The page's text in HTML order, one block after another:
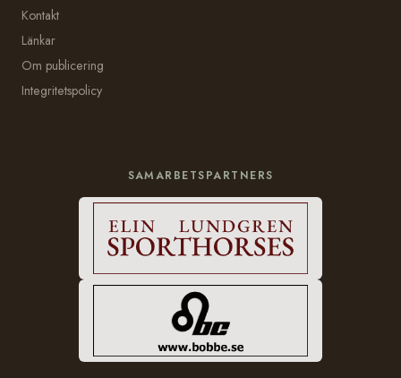
Kontakt
Länkar
Om publicering
Integritetspolicy
SAMARBETSPARTNERS